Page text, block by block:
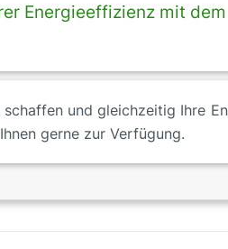
Energieeffizienz mit dem
und gleichzeitig Ihre
gerne zur Verfügung.